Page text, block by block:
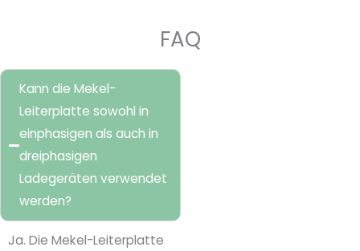
FAQ
Kann die Mekel-
Leiterplatte sowohl in
einphasigen als auch in
dreiphasigen
Ladegeräten verwendet
werden?
Ja. Die Mekel-Leiterplatte